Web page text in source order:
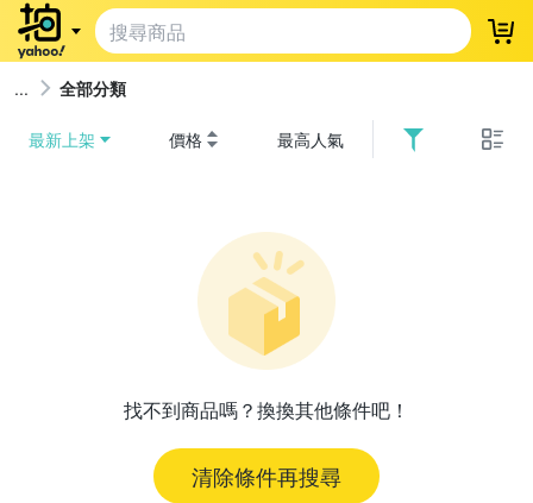
登
全部分類
最新上架 價格 最高人氣
找不到商品嗎？換換其他條件吧！
清除條件再搜尋